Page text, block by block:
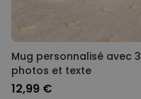
Mug personnalisé avec 3
photos et texte
12,99 €